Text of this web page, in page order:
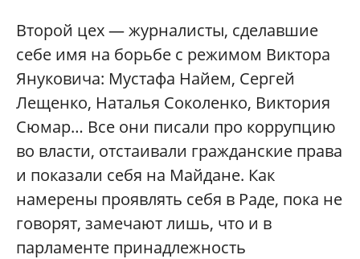
Второй цех — журналисты, сделавшие
себе имя на борьбе с режимом Виктора
Януковича: Мустафа Найем, Сергей
Лещенко, Наталья Соколенко, Виктория
Сюмар… Все они писали про коррупцию
во власти, отстаивали гражданские права
и показали себя на Майдане. Как
намерены проявлять себя в Раде, пока не
говорят, замечают лишь, что и в
парламенте принадлежность